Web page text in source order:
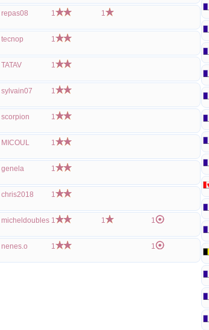
repas08 1 1
tecnop 1
TATAV 1
sylvain07 1
scorpion 1
MICOUL 1
genela 1
chris2018 1
micheldoubles 1 1 1
nenes.o 1 1